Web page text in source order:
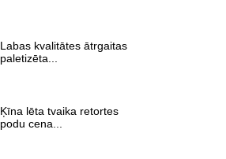
Labas kvalitātes ātrgaitas
paletizēta...
Ķīna lēta tvaika retortes
podu cena...